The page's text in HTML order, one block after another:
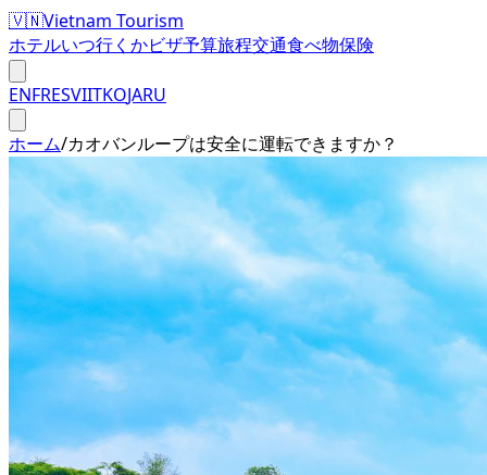
🇻🇳Vietnam Tourism
ホテルいつ行くかビザ予算旅程交通食べ物保険
ENFRESVIITKOJARU
ホーム/カオバンループは安全に運転できますか？